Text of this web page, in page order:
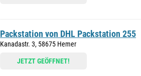
Packstation von DHL Packstation 255
Kanadastr. 3, 58675 Hemer
JETZT GEÖFFNET!